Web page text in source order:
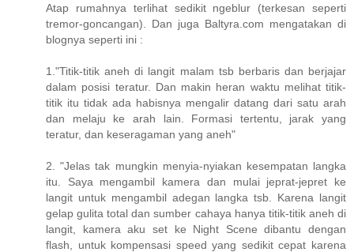
Atap rumahnya terlihat sedikit ngeblur (terkesan seperti
tremor-goncangan). Dan juga Baltyra.com mengatakan di
blognya seperti ini :
1."Titik-titik aneh di langit malam tsb berbaris dan berjajar
dalam posisi teratur. Dan makin heran waktu melihat titik-
titik itu tidak ada habisnya mengalir datang dari satu arah
dan melaju ke arah lain. Formasi tertentu, jarak yang
teratur, dan keseragaman yang aneh"
2. "Jelas tak mungkin menyia-nyiakan kesempatan langka
itu. Saya mengambil kamera dan mulai jeprat-jepret ke
langit untuk mengambil adegan langka tsb. Karena langit
gelap gulita total dan sumber cahaya hanya titik-titik aneh di
langit, kamera aku set ke Night Scene dibantu dengan
flash, untuk kompensasi speed yang sedikit cepat karena